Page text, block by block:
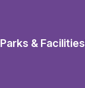
Parks & Facilities